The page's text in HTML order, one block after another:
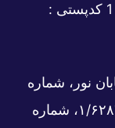
کوچه ذکایی . پلاک 56 . واحد 1 کدپستی :
نور، شماره
خیابان ۶۲۳۳، شماره ساختمان ۱/۶۲۸۴، شماره